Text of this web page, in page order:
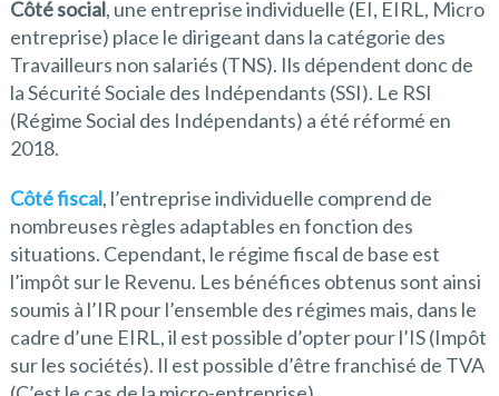
Côté social, une entreprise individuelle (EI, EIRL, Micro
entreprise) place le dirigeant dans la catégorie des
Travailleurs non salariés (TNS). Ils dépendent donc de
la Sécurité Sociale des Indépendants (SSI). Le RSI
(Régime Social des Indépendants) a été réformé en
2018.
Côté fiscal, l’entreprise individuelle comprend de
nombreuses règles adaptables en fonction des
situations. Cependant, le régime fiscal de base est
l’impôt sur le Revenu. Les bénéfices obtenus sont ainsi
soumis à l’IR pour l’ensemble des régimes mais, dans le
cadre d’une EIRL, il est possible d’opter pour l’IS (Impôt
sur les sociétés). Il est possible d’être franchisé de TVA